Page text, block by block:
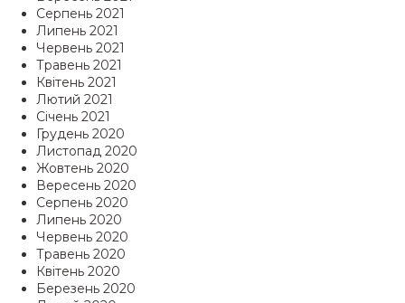
Серпень 2021
Липень 2021
Червень 2021
Травень 2021
Квітень 2021
Лютий 2021
Січень 2021
Грудень 2020
Листопад 2020
Жовтень 2020
Вересень 2020
Серпень 2020
Липень 2020
Червень 2020
Травень 2020
Квітень 2020
Березень 2020